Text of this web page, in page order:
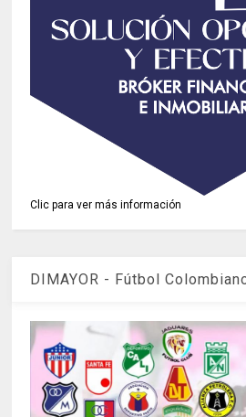
Clic para ver más información
DIMAYOR - Fútbol